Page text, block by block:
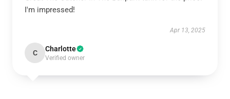
I'm impressed!
Apr 13, 2025
C Charlotte
Verified owner